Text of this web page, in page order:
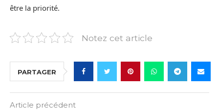
être la priorité.
Notez cet article
PARTAGER
Article précédent